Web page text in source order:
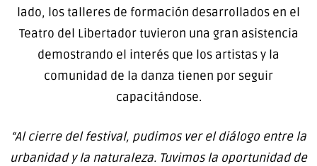
lado, los talleres de formación desarrollados en el
Teatro del Libertador tuvieron una gran asistencia
demostrando el interés que los artistas y la
comunidad de la danza tienen por seguir
capacitándose.
“Al cierre del festival, pudimos ver el diálogo entre la
urbanidad y la naturaleza. Tuvimos la oportunidad de